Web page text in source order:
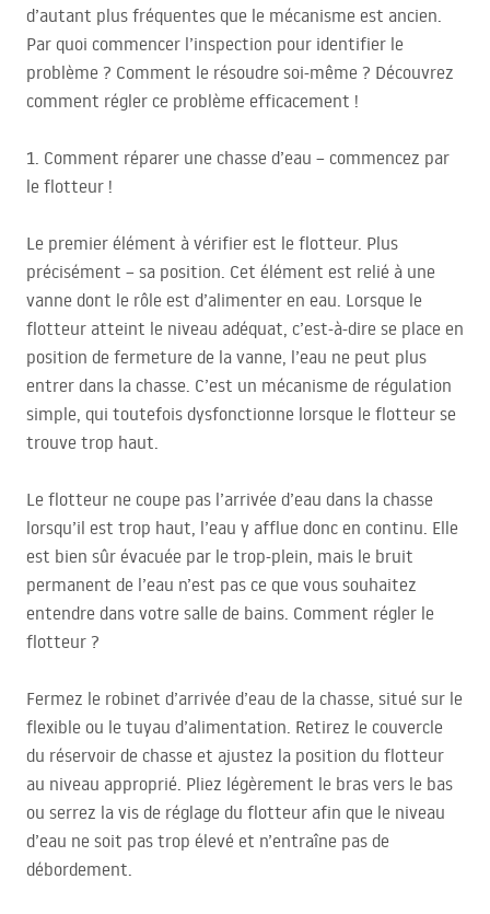
d’autant plus fréquentes que le mécanisme est ancien.
Par quoi commencer l’inspection pour identifier le
problème ? Comment le résoudre soi-même ? Découvrez
comment régler ce problème efficacement !
1. Comment réparer une chasse d’eau – commencez par
le flotteur !
Le premier élément à vérifier est le flotteur. Plus
précisément – sa position. Cet élément est relié à une
vanne dont le rôle est d’alimenter en eau. Lorsque le
flotteur atteint le niveau adéquat, c’est-à-dire se place en
position de fermeture de la vanne, l’eau ne peut plus
entrer dans la chasse. C’est un mécanisme de régulation
simple, qui toutefois dysfonctionne lorsque le flotteur se
trouve trop haut.
Le flotteur ne coupe pas l’arrivée d’eau dans la chasse
lorsqu’il est trop haut, l’eau y afflue donc en continu. Elle
est bien sûr évacuée par le trop-plein, mais le bruit
permanent de l’eau n’est pas ce que vous souhaitez
entendre dans votre salle de bains. Comment régler le
flotteur ?
Fermez le robinet d’arrivée d’eau de la chasse, situé sur le
flexible ou le tuyau d’alimentation. Retirez le couvercle
du réservoir de chasse et ajustez la position du flotteur
au niveau approprié. Pliez légèrement le bras vers le bas
ou serrez la vis de réglage du flotteur afin que le niveau
d’eau ne soit pas trop élevé et n’entraîne pas de
débordement.